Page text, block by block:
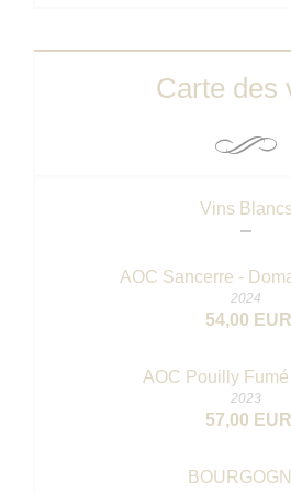
Carte des
Vins Blancs
AOC Sancerre -
2024
54,00 EUR
AOC Pouilly
2023
57,00 EUR